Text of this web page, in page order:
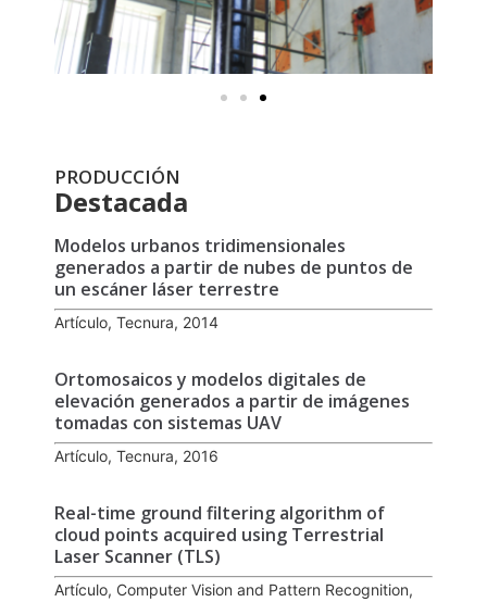
PRODUCCIÓN
Destacada
Modelos urbanos tridimensionales
generados a partir de nubes de puntos de
un escáner láser terrestre
Artículo, Tecnura, 2014
Ortomosaicos y modelos digitales de
elevación generados a partir de imágenes
tomadas con sistemas UAV
Artículo, Tecnura, 2016
Real-time ground filtering algorithm of
cloud points acquired using Terrestrial
Laser Scanner (TLS)
Artículo, Computer Vision and Pattern Recognition,